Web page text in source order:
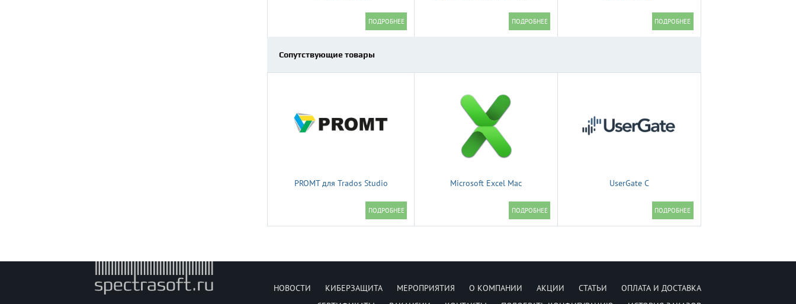
Сопутствующие товары
PROMT для Trados Studio Microsoft Excel Mac UserGate C
НОВОСТИ КИБЕРЗАЩИТА МЕРОПРИЯТИЯ О КОМПАНИИ АКЦИИ СТАТЬИ
ОПЛАТА И ДОСТАВКА